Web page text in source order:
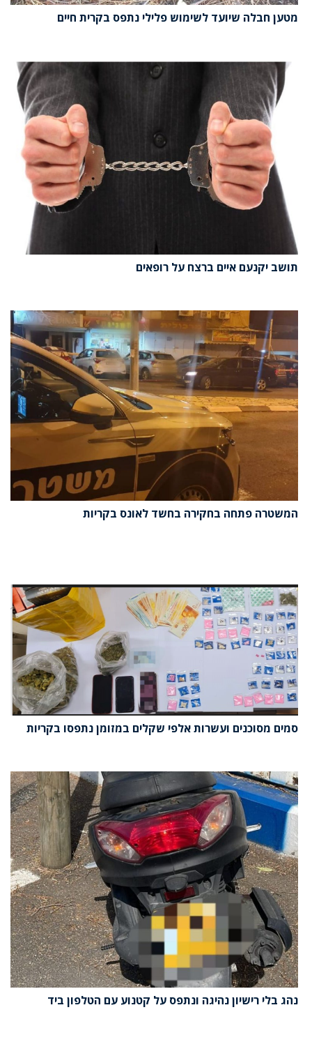
מטען חבלה שיועד לשימוש פלילי נתפס בקרית חיים
תושב יקנעם איים ברצח על רופאים
המשטרה פתחה בחקירה בחשד לאונס בקריות
סמים מסוכנים ועשרות אלפי שקלים במזומן נתפסו בקריות
נהג בלי רישיון נהיגה ונתפס על קטנוע עם הטלפון ביד